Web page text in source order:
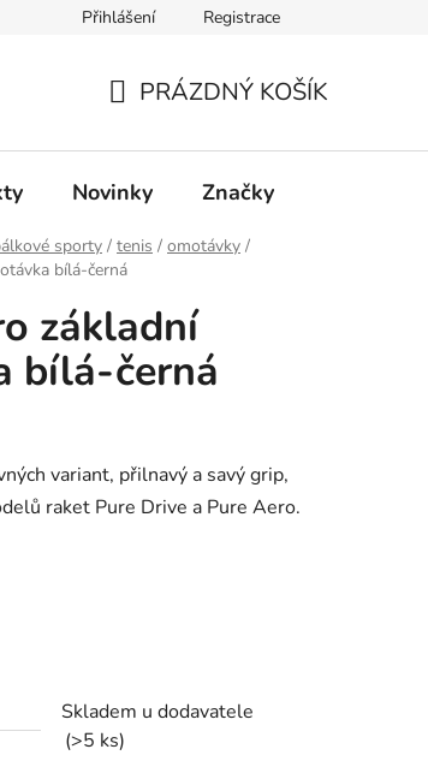
Přihlášení Registrace
KOŠÍK
PRÁZDNÝ KOŠÍK
Novinky Značky
sporty / tenis / omotávky /
bílá-černá
základní
bílá-černá
variant, přilnavý a savý grip,
raket Pure Drive a Pure Aero.
Skladem u dodavatele
(>5 ks)